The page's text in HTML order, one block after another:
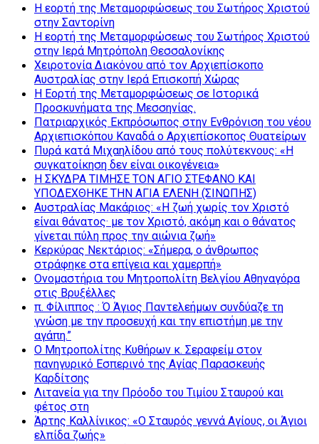
Η εορτή της Μεταμορφώσεως του Σωτήρος Χριστού
στην Σαντορίνη
Η εορτή της Μεταμορφώσεως του Σωτήρος Χριστού
στην Ιερά Μητρόπολη Θεσσαλονίκης
Χειροτονία Διακόνου από τον Αρχιεπίσκοπο
Αυστραλίας στην Ιερά Επισκοπή Χώρας
Η Εορτή της Μεταμορφώσεως σε Ιστορικά
Προσκυνήματα της Μεσσηνίας.
Πατριαρχικός Εκπρόσωπος στην Ενθρόνιση του νέου
Αρχιεπισκόπου Καναδά ο Αρχιεπίσκοπος Θυατείρων
Πυρά κατά Μιχαηλίδου από τους πολύτεκνους: «Η
συγκατοίκηση δεν είναι οικογένεια»
Η ΣΚΥΔΡΑ ΤΙΜΗΣΕ ΤΟΝ ΑΓΙΟ ΣΤΕΦΑΝΟ ΚΑΙ
ΥΠΟΔΕΧΘΗΚΕ ΤΗΝ ΑΓΙΑ ΕΛΕΝΗ (ΣΙΝΩΠΗΣ)
Αυστραλίας Μακάριος: «Η ζωή χωρίς τον Χριστό
είναι θάνατος· με τον Χριστό, ακόμη και ο θάνατος
γίνεται πύλη προς την αιώνια ζωή»
Κερκύρας Νεκτάριος: «Σήμερα, ο άνθρωπος
στράφηκε στα επίγεια και χαμερπή»
Ονομαστήρια του Μητροπολίτη Βελγίου Αθηναγόρα
στις Βρυξέλλες
π. Φίλιππος : Ό Άγιος Παντελεήμων συνδύαζε τη
γνώση με την προσευχή και την επιστήμη με την
αγάπη.”
Ο Μητροπολίτης Κυθήρων κ. Σεραφείμ στον
πανηγυρικό Εσπερινό της Αγίας Παρασκευής
Καρδίτσης
Λιτανεία για την Πρόοδο του Τιμίου Σταυρού και
φέτος στη
Άρτης Καλλίνικος: «Ο Σταυρός γεννά Αγίους, οι Άγιοι
ελπίδα ζωής»